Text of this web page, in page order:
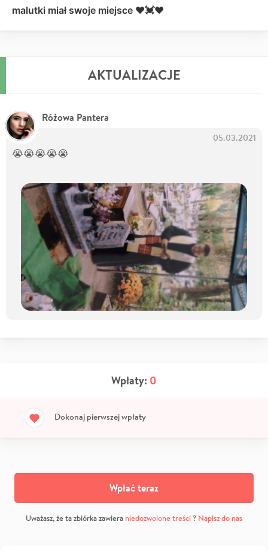
malutki miał swoje miejsce ❤️💓❤️
AKTUALIZACJE
Różowa Pantera
05.03.2021
😭😭😭😭😭
Wpłaty: 0
Dokonaj pierwszej wpłaty
Wpłać teraz
Uważasz, że ta zbiórka zawiera niedozwolone treści? Napisz do nas